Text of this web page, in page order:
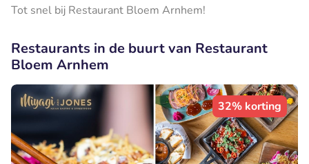
Tot snel bij Restaurant Bloem Arnhem!
Restaurants in de buurt van Restaurant
Bloem Arnhem
32% korting